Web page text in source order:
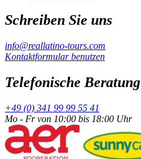
Schreiben Sie uns
info@reallatino-tours.com
Kontaktformular benutzen
Telefonische Beratung
+49 (0) 341 99 99 55 41
Mo - Fr von 10:00 bis 18:00 Uhr